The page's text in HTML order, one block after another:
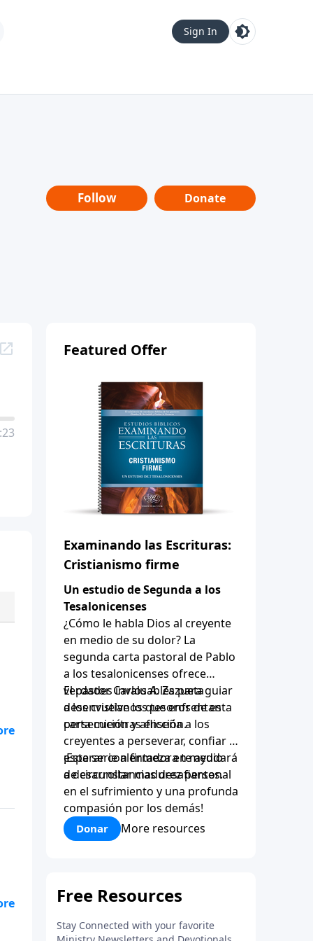
Sign In
Follow Donate
Featured Offer
Examinando las Escrituras:
Cristianismo firme
Un estudio de Segunda a los
Tesalonicenses
¿Cómo le habla Dios al creyente
en medio de su dolor? La
segunda carta pastoral de Pablo
a los tesalonicenses ofrece
verdades invaluables para guiar
a los cristianos que enfrentan
persecución y aflicción.
El pastor Carlos A. Zazueta
desenvuelve los tesoros de esta
carta mientras enseña a los
creyentes a perseverar, confiar y
esperar con firmeza en medio
de circunstancias desafiantes.
¡Esta serie alentadora te ayudará
a desarrollar madurez personal
en el sufrimiento y una profunda
compasión por los demás!
Donar More resources